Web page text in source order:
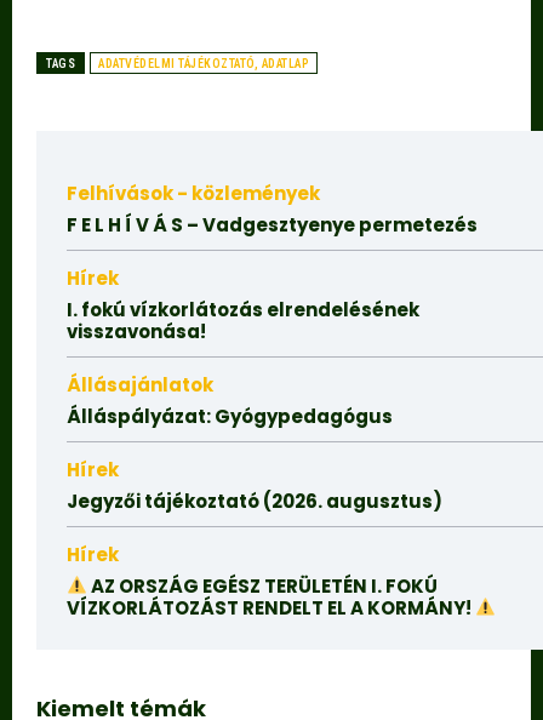
TAGS ADATVÉDELMI TÁJÉKOZTATÓ, ADATLAP
Felhívások - közlemények
F E L H Í V Á S – Vadgesztyenye permetezés
Hírek
I. fokú vízkorlátozás elrendelésének
visszavonása!
Állásajánlatok
Álláspályázat: Gyógypedagógus
Hírek
Jegyzői tájékoztató (2026. augusztus)
Hírek
AZ ORSZÁG EGÉSZ TERÜLETÉN I. FOKÚ
VÍZKORLÁTOZÁST RENDELT EL A KORMÁNY!
Kiemelt témák